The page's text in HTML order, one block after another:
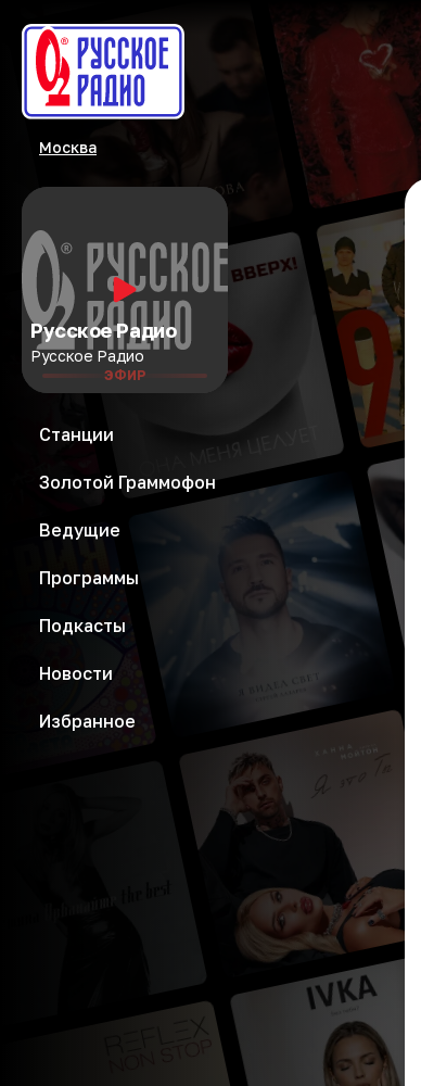
Москва
Русское Радио
Русское Радио
ЭФИР
Станции
Золотой Граммофон
Ведущие
Программы
Подкасты
Новости
Избранное